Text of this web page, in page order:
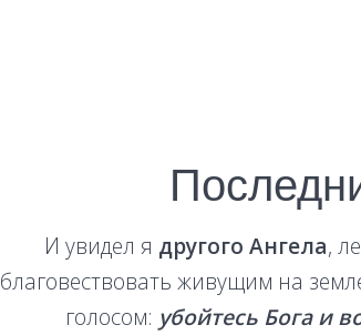
И увидел я другого Ангела,
благовествовать живущим на
голосом: убойтесь Бога и